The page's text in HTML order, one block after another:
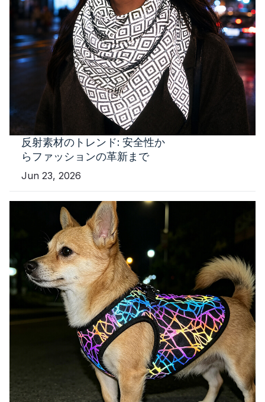
反射素材のトレンド: 安全性か
らファッションの革新まで
Jun 23, 2026